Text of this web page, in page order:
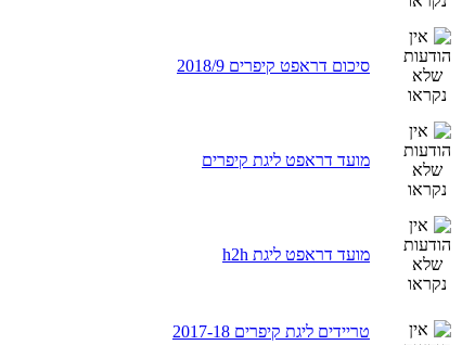
סיכום דראפט קיפרים 2018/9
מועד דראפט ליגת קיפרים
מועד דראפט ליגת h2h
טריידים ליגת קיפרים 2017-18